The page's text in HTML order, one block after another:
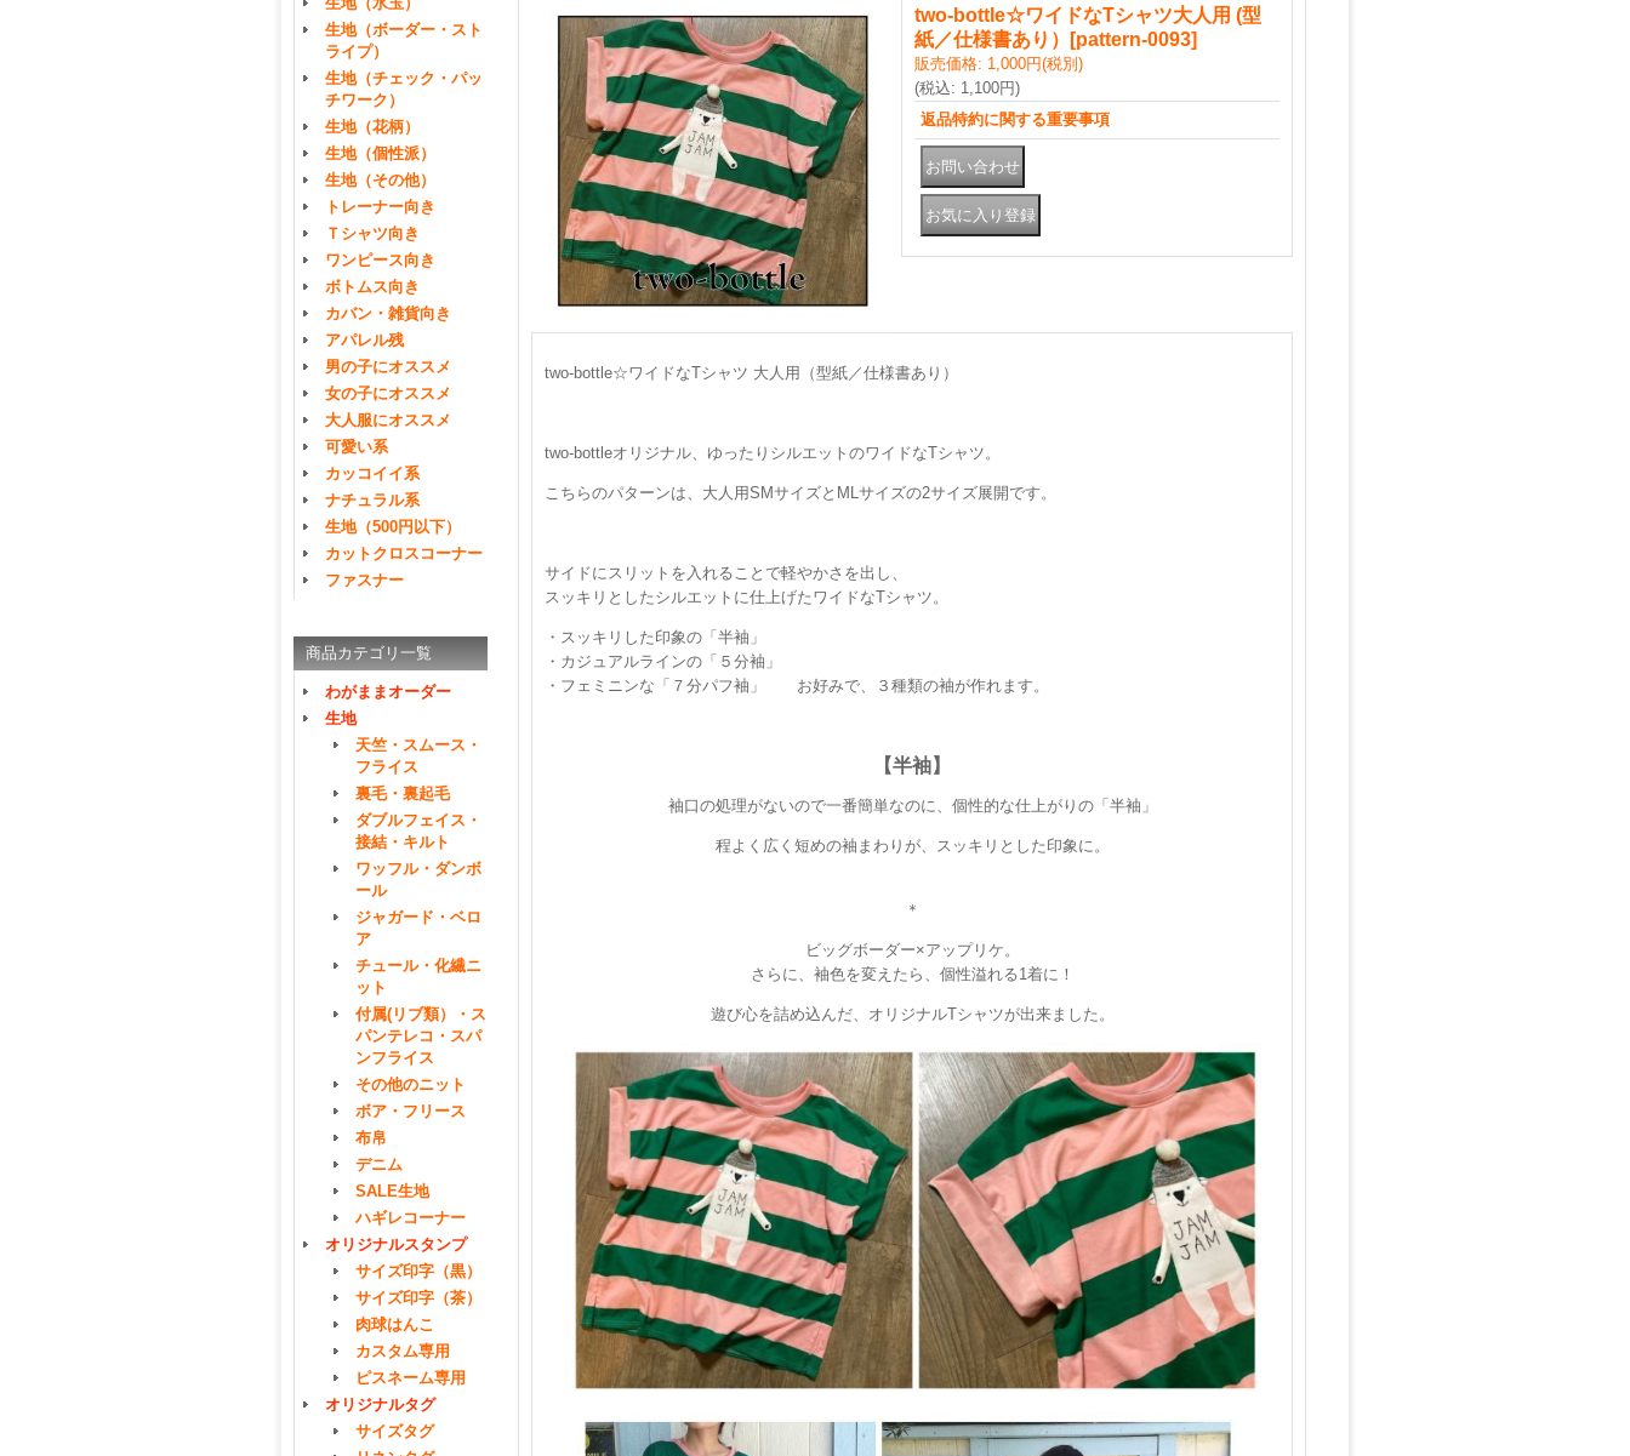
生地（ボーダー・スト
ライプ）
生地（チェック・パッ
チワーク）
生地（花柄）
生地（個性派）
生地（その他）
トレーナー向き
Ｔシャツ向き
ワンピース向き
ボトムス向き
カバン・雑貨向き
アパレル残
男の子にオススメ
女の子にオススメ
大人服にオススメ
可愛い系
カッコイイ系
ナチュラル系
生地（500円以下）
カットクロスコーナー
ファスナー
商品カテゴリ一覧
わがままオーダー
生地
天竺・スムース・
フライス
裏毛・裏起毛
ダブルフェイス・
接結・キルト
ワッフル・ダンボ
ール
ジャガード・ベロ
ア
チュール・化繊ニ
ット
付属(リブ類）・ス
パンテレコ・スパ
ンフライス
その他のニット
ボア・フリース
布帛
デニム
SALE生地
ハギレコーナー
オリジナルスタンプ
サイズ印字（黒）
サイズ印字（茶）
肉球はんこ
カスタム専用
ピスネーム専用
オリジナルタグ
サイズタグ
two-bottle☆ワイドなTシャツ大人用 (型
紙／仕様書あり）
[pattern-0093]
販売価格: 1,000円(税別)
(税込: 1,100円)
返品特約に関する重要事項
two-bottle☆ワイドなTシャツ 大人用（型紙／仕様書あり）
two-bottleオリジナル、ゆったりシルエットのワイドなTシャツ。
こちらのパターンは、大人用SMサイズとMLサイズの2サイズ展開です。
サイドにスリットを入れることで軽やかさを出し、
スッキリとしたシルエットに仕上げたワイドなTシャツ。
・スッキリした印象の「半袖」
・カジュアルラインの「５分袖」
・フェミニンな「７分パフ袖」 お好みで、３種類の袖が作れます。
【半袖】
袖口の処理がないので一番簡単なのに、個性的な仕上がりの「半袖」
程よく広く短めの袖まわりが、スッキリとした印象に。
＊
ビッグボーダー×アップリケ。
さらに、袖色を変えたら、個性溢れる1着に！
遊び心を詰め込んだ、オリジナルTシャツが出来ました。